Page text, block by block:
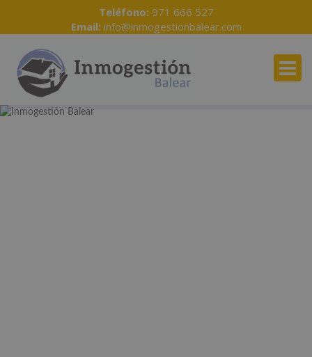
Teléfono: 971 666 527
Email: info@inmogestionbalear.com